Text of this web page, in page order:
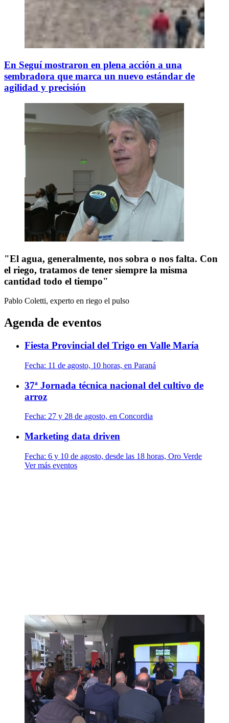
En Seguí mostraron en plena acción a una
sembradora que marca un nuevo estándar de
agilidad y precisión
"El agua, generalmente, nos sobra o nos falta. Con
el riego, tratamos de tener siempre la misma
cantidad todo el tiempo"
Pablo Coletti, experto en riego el pulso
Agenda de eventos
Fiesta Provincial del Trigo en Valle María
Fecha: 11 de agosto, 10 horas, en Paraná
37ª Jornada técnica nacional del cultivo de
arroz
Fecha: 27 y 28 de agosto, en Concordia
Marketing data driven
Fecha: 6 y 10 de agosto, desde las 18 horas, Oro Verde
Ver más eventos